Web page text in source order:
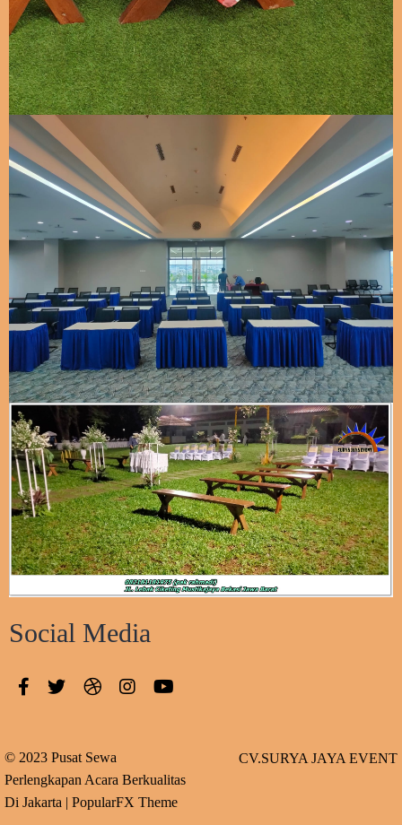
Social Media
© 2023 Pusat Sewa
Perlengkapan Acara Berkualitas
Di Jakarta | PopularFX Theme
CV.SURYA JAYA EVENT